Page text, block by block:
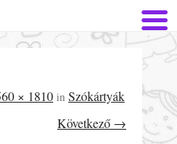
× 1810 in Szókártyák
Következő →